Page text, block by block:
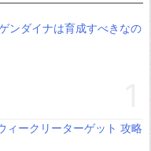
ンダイナは育成すべきなの
ィークリーターゲット 攻略